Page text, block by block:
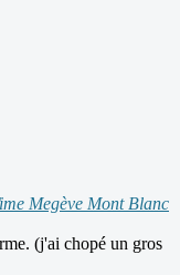
Megève Mont Blanc
(j'ai chopé un gros